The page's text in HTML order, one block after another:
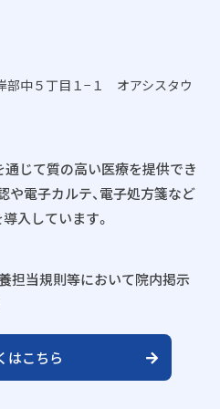
中５丁目１−１ オアシスタウ
通じて質の高い医療を提供でき
や電子カルテ、電子処方箋など
入しています。
担当規則等において院内掲示
はこちら